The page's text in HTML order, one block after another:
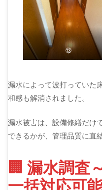
⑬
漏水によって波打っていた
和感も解消されました。
漏水被害は、設備修繕だけ
できるかが、管理品質に直
🏢 漏水調査
一括対応可